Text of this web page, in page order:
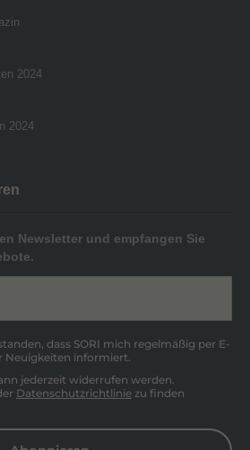
2024
2024
Newsletter und empfangen Sie
dass SORI mich regelmäßig per E-
Neuigkeiten informiert.
jederzeit widerrufen werden.
Datenschutzrichtlinie zu finden